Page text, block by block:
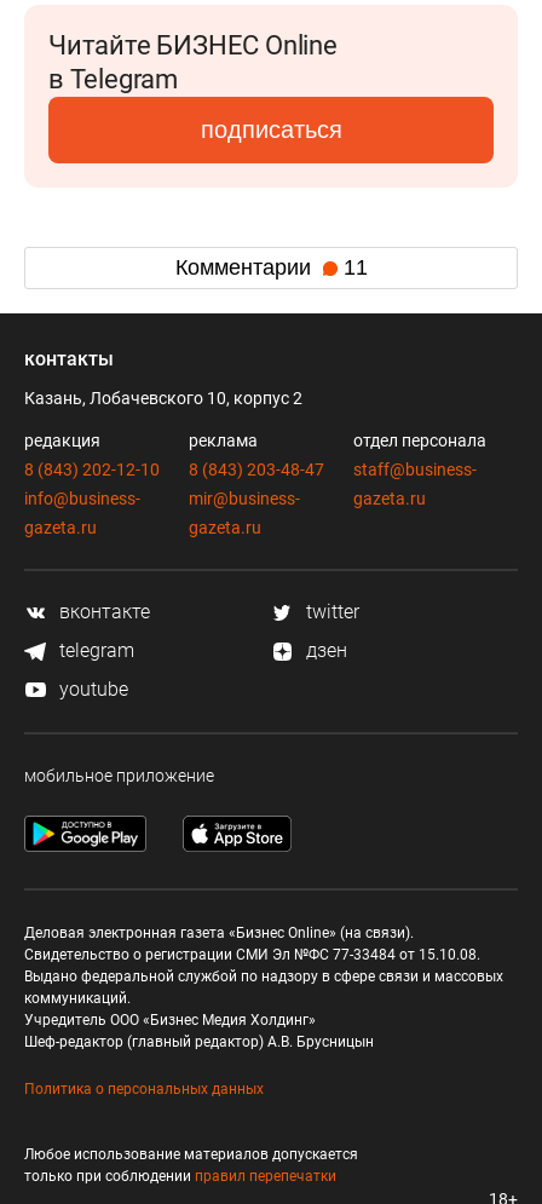
Читайте БИЗНЕС Online
в Telegram
подписаться
Комментарии 11
контакты
Казань, Лобачевского 10, корпус 2
редакция
8 (843) 202-12-10
info@business-
gazeta.ru
реклама
8 (843) 203-48-47
mir@business-
gazeta.ru
отдел персонала
staff@business-
gazeta.ru
вконтакте
twitter
telegram
дзен
youtube
мобильное приложение
Деловая электронная газета «Бизнес Online» (на связи).
Свидетельство о регистрации СМИ Эл №ФС 77-33484 от 15.10.08.
Выдано федеральной службой по надзору в сфере связи и массовых
коммуникаций.
Учредитель ООО «Бизнес Медия Холдинг»
Шеф-редактор (главный редактор) А.В. Брусницын
Политика о персональных данных
Любое использование материалов допускается
только при соблюдении правил перепечатки
18+